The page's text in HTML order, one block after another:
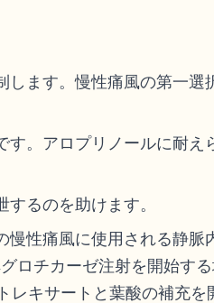
します。慢性痛風の第一選
す。アロプリノールに耐え
るのを助けます。
慢性痛風に使用される静脈
ロチカーゼ注射を開始す
キサートと葉酸の補充を